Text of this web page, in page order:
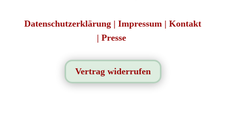
Datenschutzerklärung |Impressum |Kontakt
|Presse
Vertrag widerrufen